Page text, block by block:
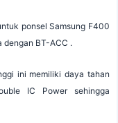
ponsel Samsung F400
BT-ACC .
ini memiliki daya tahan
IC Power sehingga